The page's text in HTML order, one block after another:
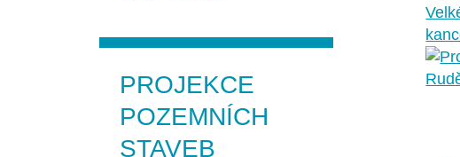
PROJEKCE
POZEMNÍCH
STAVEB